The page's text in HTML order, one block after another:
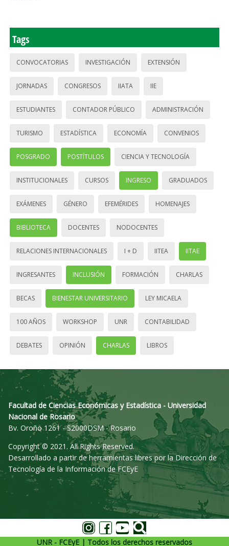
Tags
CONVOCATORIAS INVESTIGACIÓN EXTENSIÓN
JORNADAS CONGRESOS IIATA IIE
ESTUDIANTES CONTADOR PÚBLICO ADMINISTRACIÓN
TURISMO ESTADÍSTICA ECONOMÍA CONVENIOS
POSGRADO POSTÍTULOS CIENCIA Y TECNOLOGÍA
INSTITUCIONALES CURSOS INGRESO GRADUADOS
EXÁMENES GÉNERO EFEMÉRIDES HOMENAJES
BIBLIOTECA DOCENTES NODOCENTES
RELACIONES INTERNACIONALES I + D IITEA IITAE
INGRESANTES INCLUSIÓN FORMACIÓN CHARLAS
BECAS BIENESTAR UNIVERSITARIO LEY MICAELA
100 AÑOS WORKSHOP UNR CONTABILIDAD
DEBATES OPINIÓN CHARLAS LIBROS
Facultad de Ciencias Económicas y Estadística - Universidad
Nacional de Rosario
Bv. Oroño 1261 - S2000DSM - Rosario
Copyright © 2021. All Rights Reserved.
Desarrollado a partir de herramientas libres por la Dirección de
Tecnología de la Información de FCEyE
UNR - FCEyE | Todos los derechos reservados